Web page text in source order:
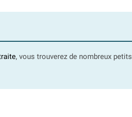
, vous trouverez de nombreux